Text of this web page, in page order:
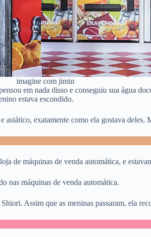
imagine com jimin
em nada disso e conseguiu sua água
estava escondido.
exatamente como ela gostava
de máquinas de venda automática, e
nas máquinas de venda automática.
Assim que as meninas passaram, ela